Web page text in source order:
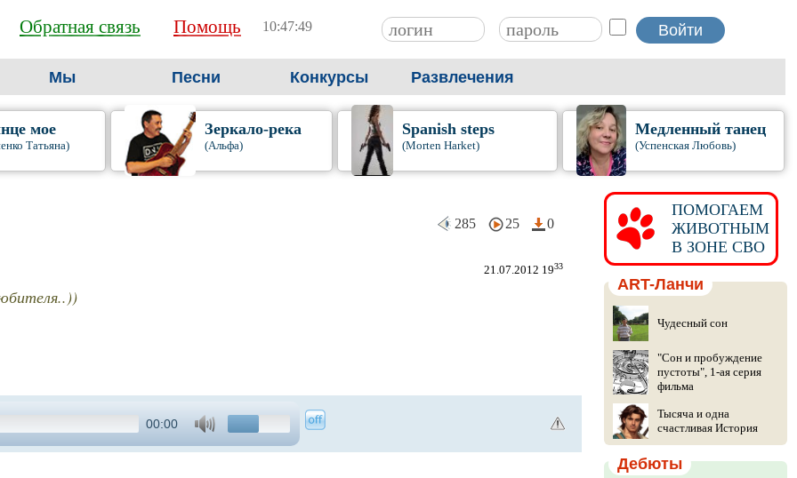
Обратная связь Помощь 10:47:51
Мы Песни Конкурсы Развлечения
мое
Татьяна)
Зеркало-река
(Альфа)
Spanish steps
(Morten Harket)
Медленный танец
(Успенская Любовь)
285 25 0
21.07.2012 1933
00:00
ПОМОГАЕМ
ЖИВОТНЫМ
В ЗОНЕ СВО
ART-Ланчи
Чудесный сон
"Сон и пробуждение
пустоты", 1-ая серия
фильма
Тысяча и одна
счастливая История
Дебюты